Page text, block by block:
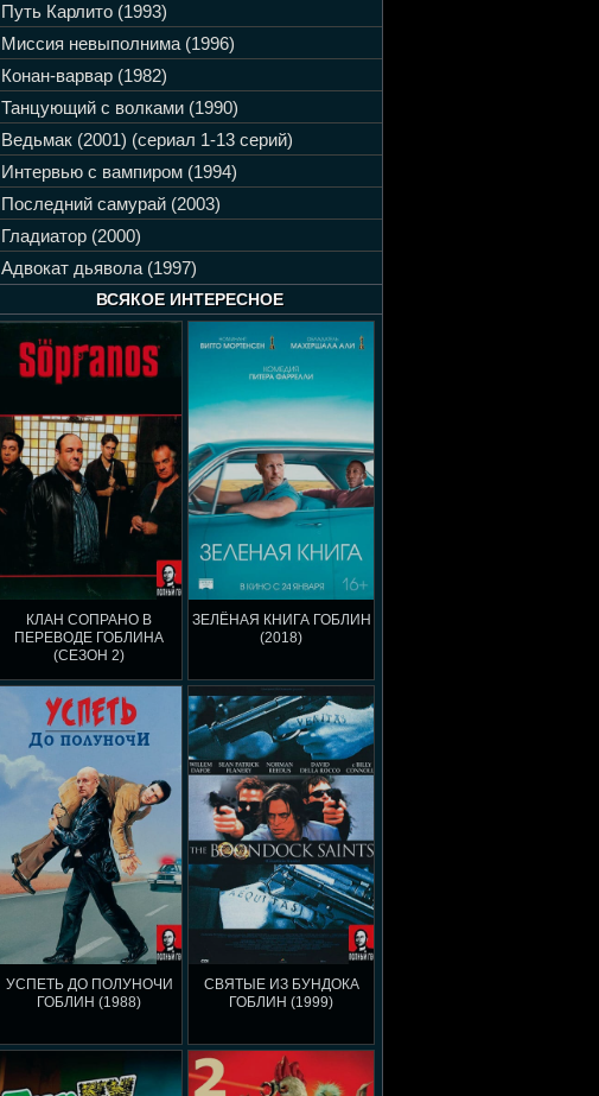
Путь Карлито (1993)
Миссия невыполнима (1996)
Конан-варвар (1982)
Танцующий с волками (1990)
Ведьмак (2001) (сериал 1-13 серий)
Интервью с вампиром (1994)
Последний самурай (2003)
Гладиатор (2000)
Адвокат дьявола (1997)
ВСЯКОЕ ИНТЕРЕСНОЕ
КЛАН СОПРАНО В
ПЕРЕВОДЕ ГОБЛИНА
(СЕЗОН 2)
ЗЕЛЁНАЯ КНИГА ГОБЛИН
(2018)
УСПЕТЬ ДО ПОЛУНОЧИ
ГОБЛИН (1988)
СВЯТЫЕ ИЗ БУНДОКА
ГОБЛИН (1999)